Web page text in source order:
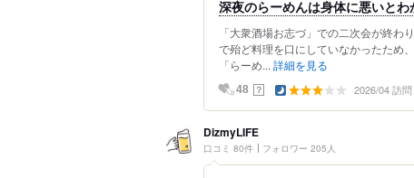
深夜のらーめんは身体に悪いとわ
「大衆酒場お志づ」での二次会が終わ
で殆ど料理を口にしていなかったため
「らーめ... 詳細を見る
48 ？ 2026/04 訪問
DizmyLIFE
口コミ 80件 フォロワー 205人